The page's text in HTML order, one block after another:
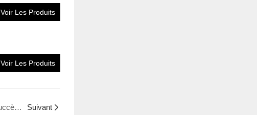
Voir Les Produits
Voir Les Produits
Comment créer des leggings personnalisés à succès pour votre marque Suivant